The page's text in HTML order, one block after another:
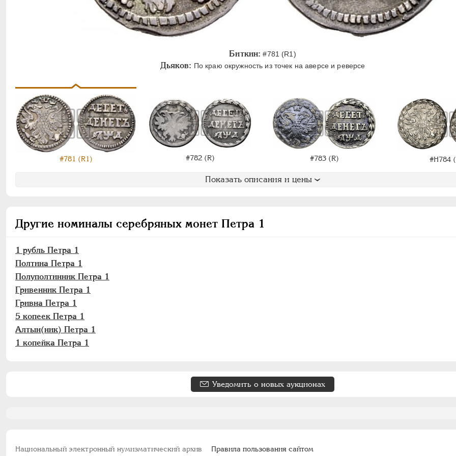
Биткин: #781 (R1)
Дьяков: По краю окружность из точек на аверсе и реверсе
#781 (R1) #782 (R) #783 (R) #H784
Показать описания и цены
Другие номиналы серебряных монет Петра 1
1 рубль Петра 1
Полтина Петра 1
Полуполтинник Петра 1
Гривенник Петра 1
Гривна Петра 1
5 копеек Петра 1
Алтын(ник) Петра 1
1 копейка Петра 1
Уведомить о новых аукционах
Национальный электронный нумизматический архив Правила пользования сайтом